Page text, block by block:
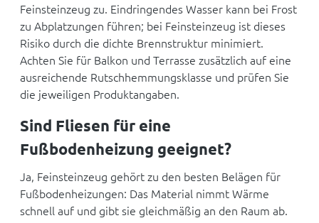
Feinsteinzeug zu. Eindringendes Wasser kann bei Frost
zu Abplatzungen führen; bei Feinsteinzeug ist dieses
Risiko durch die dichte Brennstruktur minimiert.
Achten Sie für Balkon und Terrasse zusätzlich auf eine
ausreichende Rutschhemmungsklasse und prüfen Sie
die jeweiligen Produktangaben.
Sind Fliesen für eine
Fußbodenheizung geeignet?
Ja, Feinsteinzeug gehört zu den besten Belägen für
Fußbodenheizungen: Das Material nimmt Wärme
schnell auf und gibt sie gleichmäßig an den Raum ab.